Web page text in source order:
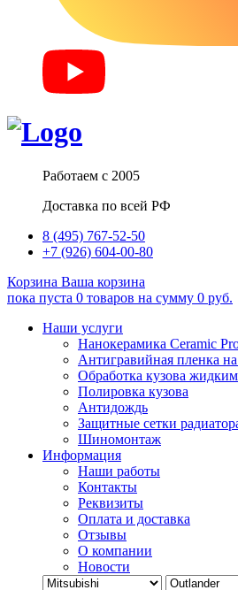
Работаем с 2005
Доставка по всей РФ
8 (495) 767-52-50
+7 (926) 604-00-80
Корзина Ваша корзина
пока пуста 0 товаров на сумму 0 руб.
Наши услуги
Нанокерамика Ceramic
Антигравийная пленка на
Обработка кузова
Полировка кузова
Антидождь
Защитные сетки
Шиномонтаж
Информация
Наши работы
Контакты
Реквизиты
Оплата и доставка
Отзывы
О компании
Новости